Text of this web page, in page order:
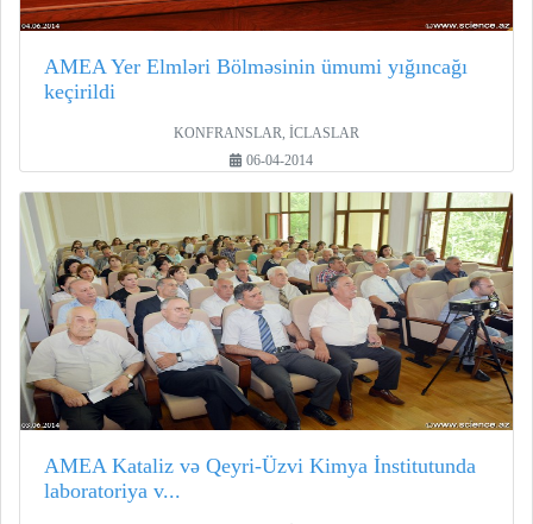
AMEA Yer Elmləri Bölməsinin ümumi yığıncağı
keçirildi
KONFRANSLAR, İCLASLAR
06-04-2014
AMEA Kataliz və Qeyri-Üzvi Kimya İnstitutunda
laboratoriya v...